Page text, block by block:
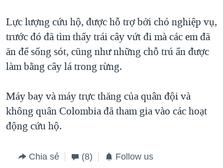
Lực lượng cứu hộ, được hỗ trợ bởi chó nghiệp vụ,
trước đó đã tìm thấy trái cây vứt đi mà các em đã
ăn để sống sót, cũng như những chỗ trú ẩn được
làm bằng cây lá trong rừng.
Máy bay và máy trực thăng của quân đội và
không quân Colombia đã tham gia vào các hoạt
động cứu hộ.
Chia sẻ (8) Follow us